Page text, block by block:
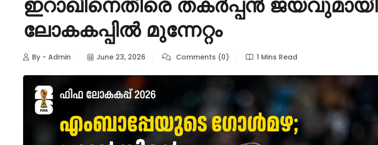
ഇറാഖിനെതിരെ തകർപ്പൻ ജയവുമായി
ലോകകപ്പിൽ മുന്നേറ്റം
By - Admin June 23, 2026 Comments (0) 1 Mins Read